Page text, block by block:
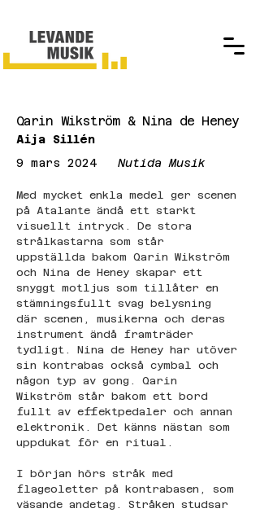
Qarin Wikström & Nina de Heney
Aija Sillén
9 mars 2024
Nutida Musik
Med mycket enkla medel ger scenen
på Atalante ändå ett starkt
visuellt intryck. De stora
strålkastarna som står
uppställda bakom Qarin Wikström
och Nina de Heney skapar ett
snyggt motljus som tillåter en
stämningsfullt svag belysning
där scenen, musikerna och deras
instrument ändå framträder
tydligt. Nina de Heney har utöver
sin kontrabas också cymbal och
någon typ av gong. Qarin
Wikström står bakom ett bord
fullt av effektpedaler och annan
elektronik. Det känns nästan som
uppdukat för en ritual.
I början hörs stråk med
flageoletter på kontrabasen, som
väsande andetag. Stråken studsar